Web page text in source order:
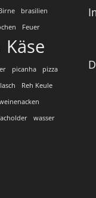
brasilien
Feuer
Käse
picanha
pizza
Reh Keule
wasser